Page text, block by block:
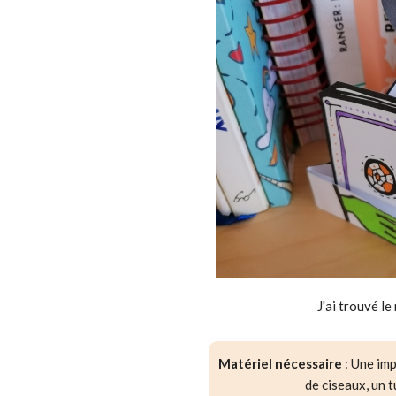
J'ai trouvé
Matériel nécessaire : Une
de ciseaux, un